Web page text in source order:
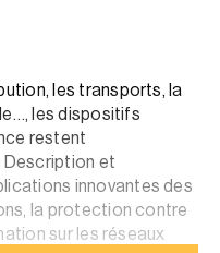
les transports, la
les dispositifs
restent
Description et
innovantes des
la protection contre
sur les réseaux